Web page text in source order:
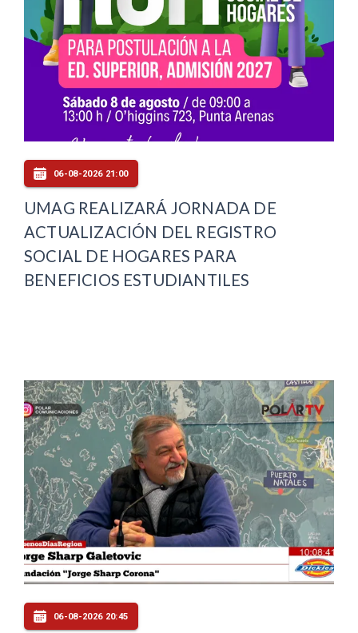
06-08-2026 21:00
UMAG REALIZARÁ JORNADA DE
ACTUALIZACIÓN DEL REGISTRO
SOCIAL DE HOGARES PARA
BENEFICIOS ESTUDIANTILES
06-08-2026 20:45